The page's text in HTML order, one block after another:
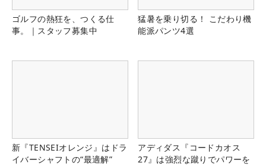
ゴルフの熱狂を、つくる仕
事。｜スタッフ募集中
猛暑を乗り切る！ こだわり機
能派パンツ4選
新『TENSEIオレンジ』はドラ
イバーシャフトの“最適解”
アディダス『コードカオス
27』は強烈な蹴りでパワーを